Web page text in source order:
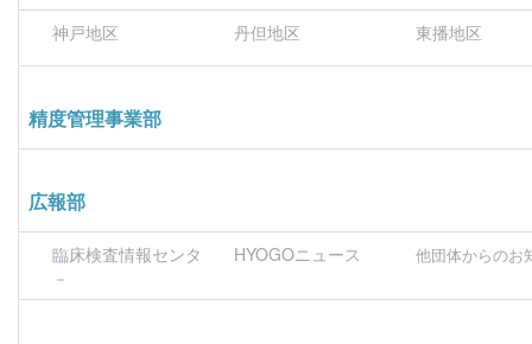
神戸地区 丹但地区 東播地区
精度管理事業部
広報部
臨床検査情報センタ
－
HYOGOニュース 他団体からのお